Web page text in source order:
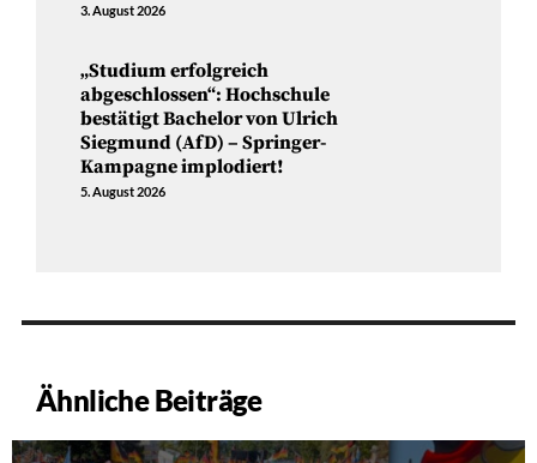
3. August 2026
„Studium erfolgreich
abgeschlossen“: Hochschule
bestätigt Bachelor von Ulrich
Siegmund (AfD) – Springer-
Kampagne implodiert!
5. August 2026
Ähnliche Beiträge